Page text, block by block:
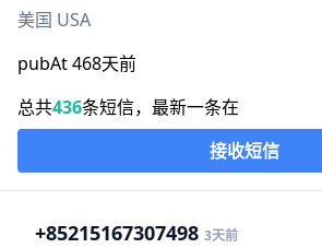
美国 USA
pubAt 468天前
总共436条短信，最新一条在
接收短信
+85215167307498 3天前